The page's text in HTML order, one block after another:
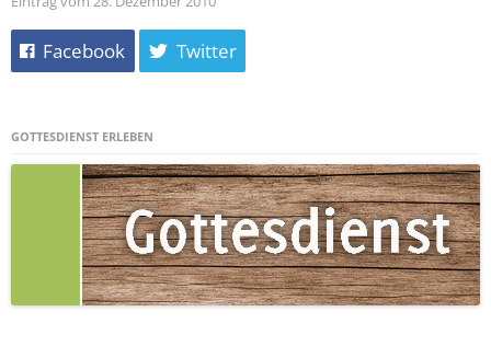
Facebook Twitter
GOTTESDIENST ERLEBEN